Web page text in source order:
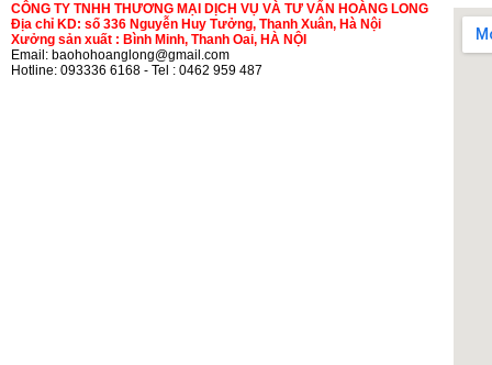
CÔNG TY TNHH THƯƠNG MẠI DỊCH VỤ VÀ TƯ VẤN HOÀNG LONG
Địa chỉ KD: số 336 Nguyễn Huy Tưởng, Thanh Xuân, Hà Nội
Xưởng sản xuất : Bình Minh, Thanh Oai, HÀ NỘI
Email: baohohoanglong@gmail.com
Hotline: 093336 6168 - Tel : 0462 959 487